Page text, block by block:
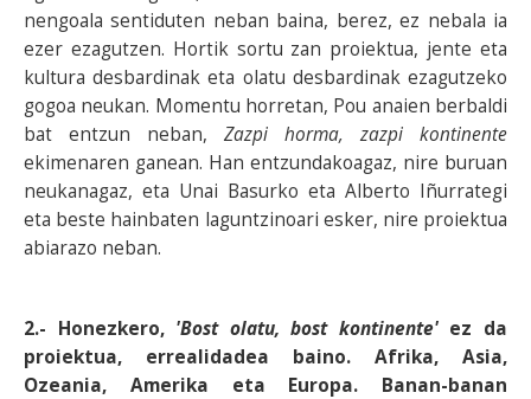
nengoala sentiduten neban baina, berez, ez nebala ia
ezer ezagutzen. Hortik sortu zan proiektua, jente eta
kultura desbardinak eta olatu desbardinak ezagutzeko
gogoa neukan. Momentu horretan, Pou anaien berbaldi
bat entzun neban, Zazpi horma, zazpi kontinente
ekimenaren ganean. Han entzundakoagaz, nire buruan
neukanagaz, eta Unai Basurko eta Alberto Iñurrategi
eta beste hainbaten laguntzinoari esker, nire proiektua
abiarazo neban.
2.- Honezkero, 'Bost olatu, bost kontinente'ez da
proiektua, errealidadea baino. Afrika, Asia,
Ozeania, Amerika eta Europa. Banan-banan